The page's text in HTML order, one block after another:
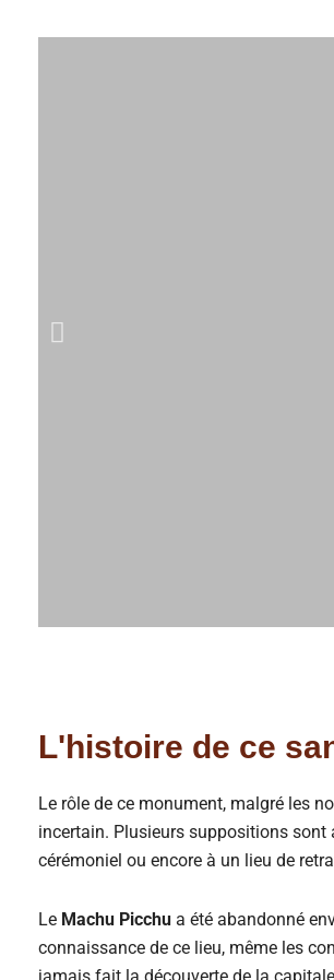
L'histoire de ce
Le rôle de ce monument, malgré les
incertain. Plusieurs suppositions sont
cérémoniel ou encore à un lieu de
Le Machu Picchu a été abandonné
connaissance de ce lieu, même les